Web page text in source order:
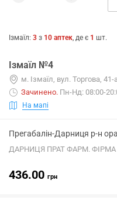
Ізмаїл: 3 з 10 аптек, де є 1 шт.
Ізмаїл №4
м. Ізмаїл, вул. Торгова, 41-
Зачинено. Пн-Нд: 08:00-
На мапі
Прегабалін-Дарниця р-н
ДАРНИЦЯ ПРАТ ФАРМ. ФІРМА
436.00 грн